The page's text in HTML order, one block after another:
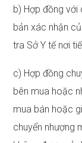
b) Hợp đồng với
bản xác nhận
tra Sở Y tế nơi
c) Hợp đồng
bên mua hoặc
mua bán hoặc
chuyển nhượng